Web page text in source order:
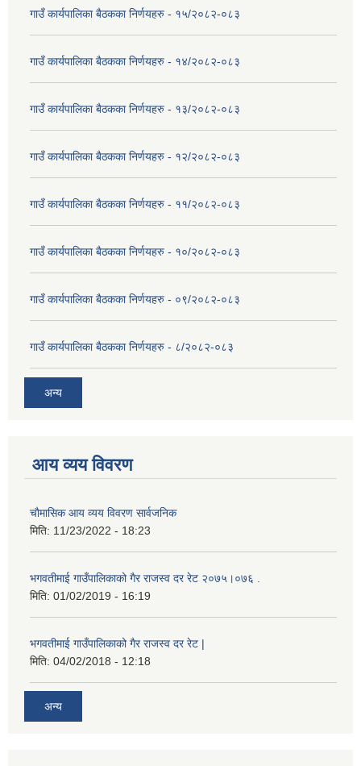
गाउँ कार्यपालिका बैठकका निर्णयहरु - १५/२०८२-०८३
गाउँ कार्यपालिका बैठकका निर्णयहरु - १४/२०८२-०८३
गाउँ कार्यपालिका बैठकका निर्णयहरु - १३/२०८२-०८३
गाउँ कार्यपालिका बैठकका निर्णयहरु - १२/२०८२-०८३
गाउँ कार्यपालिका बैठकका निर्णयहरु - ११/२०८२-०८३
गाउँ कार्यपालिका बैठकका निर्णयहरु - १०/२०८२-०८३
गाउँ कार्यपालिका बैठकका निर्णयहरु - ०९/२०८२-०८३
गाउँ कार्यपालिका बैठकका निर्णयहरु - ८/२०८२-०८३
अन्य
आय व्यय विवरण
चाैमासिक आय व्यय विवरण सार्वजनिक
मिति: 11/23/2022 - 18:23
भगवतीमाई गाउँपालिकाको गैर राजस्व दर रेट २०७५।०७६ .
मिति: 01/02/2019 - 16:19
भगवतीमाई गाउँपालिकाको गैर राजस्व दर रेट |
मिति: 04/02/2018 - 12:18
अन्य